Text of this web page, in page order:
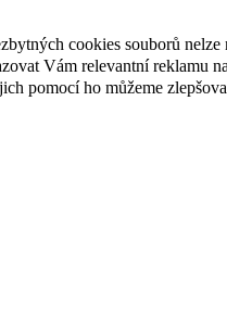
cookies souborů
Vám relevantní reklamu
pomocí ho můžeme